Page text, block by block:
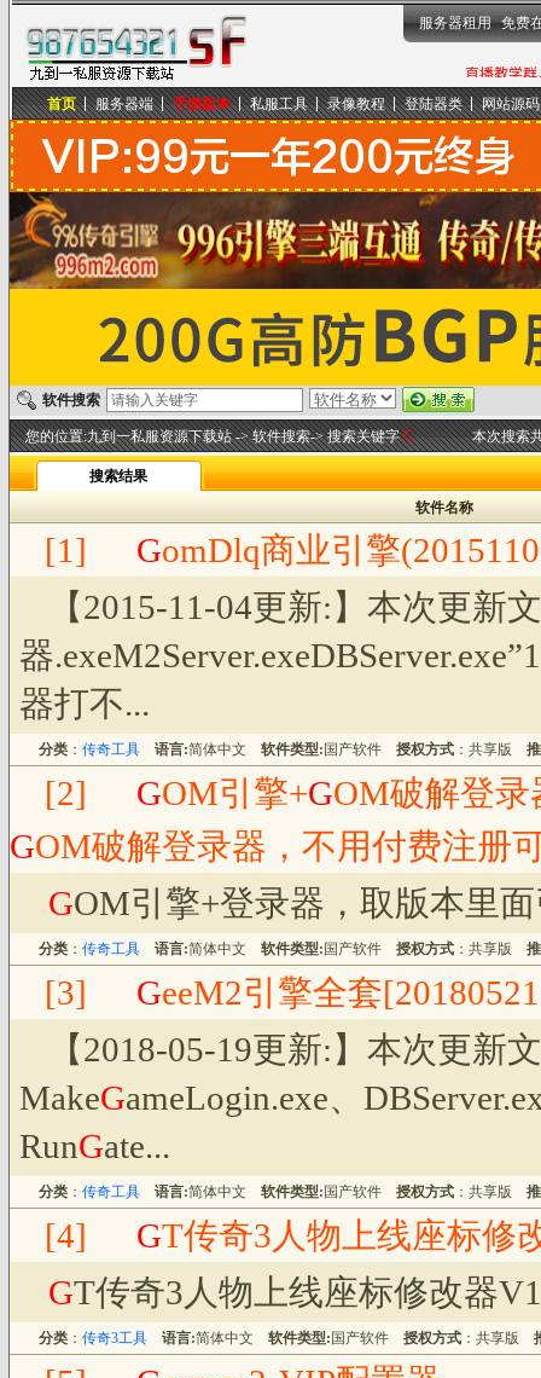
九到一私服资源下载站
服务器租用 免费
首页 服务器端 手游版本 私服工具 录像教程 登陆器类 网站源码
软件搜索
您的位置:九到一私服资源下载站-> 软件搜索-> 搜索关键字G本次搜索共
搜索结果
软件名称
[1] GomDlq商业引擎
【2015-11-04更新:】本次更新
器
器打不...
分类： 传奇工具 语言:简体中文 软件类型: 国产软件 授权方式：共享版
[2] GOM引擎+GOM破解登
GOM破解登录器，不用付费注册
GOM引擎+登录器，取版本里
分类： 传奇工具 语言:简体中文 软件类型: 国产软件 授权方式：共享版
[3] GeeM2引擎全套
【2018-05-19更新:】本次更新
MakeGameLogin.exe、
RunGate...
分类： 传奇工具 语言:简体中文 软件类型: 国产软件 授权方式：共享版
[4] GT传奇3人物上线座标修
GT传奇3人物上线座标修改器
分类： 传奇3工具 语言:简体中文 软件类型: 国产软件 授权方式：共享版